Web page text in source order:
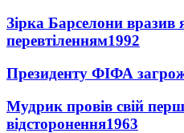
Зірка Барселони вразив
перевтіленням1992
Президенту ФІФА
Мудрик провів свій
відсторонення1963